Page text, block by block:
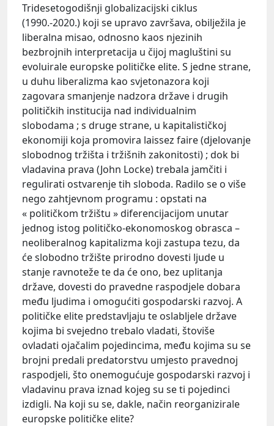
Tridesetogodišnji globalizacijski ciklus
(1990.-2020.) koji se upravo završava, obilježila je
liberalna misao, odnosno kaos njezinih
bezbrojnih interpretacija u čijoj magluštini su
evoluirale europske političke elite. S jedne strane,
u duhu liberalizma kao svjetonazora koji
zagovara smanjenje nadzora države i drugih
političkih institucija nad individualnim
slobodama ; s druge strane, u kapitalističkoj
ekonomiji koja promovira laissez faire (djelovanje
slobodnog tržišta i tržišnih zakonitosti) ; dok bi
vladavina prava (John Locke) trebala jamčiti i
regulirati ostvarenje tih sloboda. Radilo se o više
nego zahtjevnom programu : opstati na
« političkom tržištu » diferencijacijom unutar
jednog istog političko-ekonomoskog obrasca –
neoliberalnog kapitalizma koji zastupa tezu, da
će slobodno tržište prirodno dovesti ljude u
stanje ravnoteže te da će ono, bez uplitanja
države, dovesti do pravedne raspodjele dobara
među ljudima i omogućiti gospodarski razvoj. A
političke elite predstavljaju te oslabljele države
kojima bi svejedno trebalo vladati, štoviše
ovladati ojačalim pojedincima, među kojima su se
brojni predali predatorstvu umjesto pravednoj
raspodjeli, što onemogućuje gospodarski razvoj i
vladavinu prava iznad kojeg su se ti pojedinci
izdigli. Na koji su se, dakle, način reorganizirale
europske političke elite?